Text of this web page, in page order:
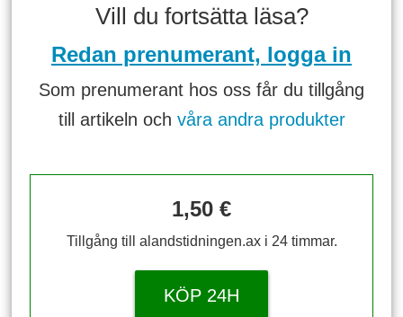
Vill du fortsätta läsa?
Redan prenumerant, logga in
Som prenumerant hos oss får du tillgång
till artikeln och våra andra produkter
1,50 €
Tillgång till alandstidningen.ax i 24 timmar.
KÖP 24H